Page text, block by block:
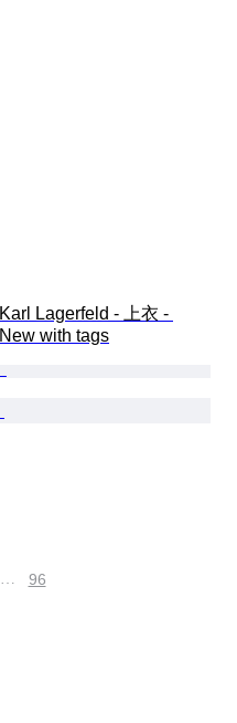
Karl Lagerfeld - 上衣 -
New with tags
… 96